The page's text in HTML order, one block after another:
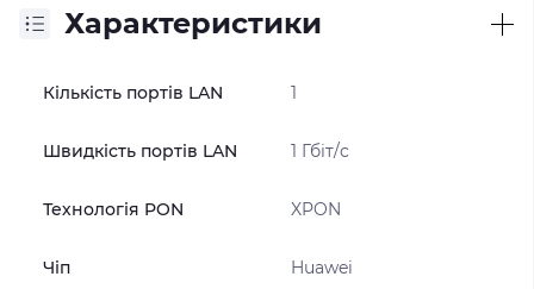
Характеристики
Кількість портів LAN 1
Швидкість портів LAN 1 Гбіт/с
Технологія PON XPON
Чіп Huawei